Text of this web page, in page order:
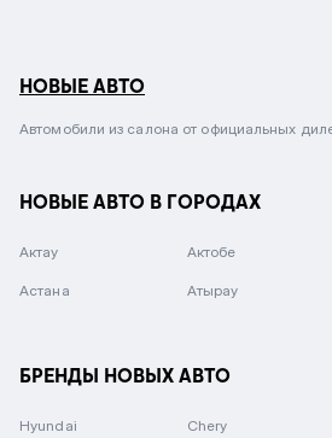
НОВЫЕ АВТО
Автомобили из салона от официальных
НОВЫЕ АВТО В ГОРОДАХ
Актау Актобе
Астана Атырау
БРЕНДЫ НОВЫХ АВТО
Hyundai Chery